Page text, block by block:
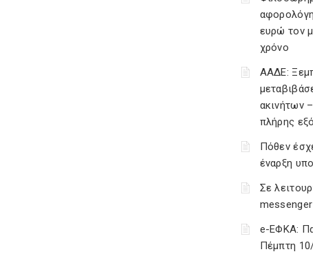
ευρώ τον
χρόνο
ΑΑΔΕ:
ακινήτων
πλήρης
Πόθεν
έναρξη
Σε
messenger
e-ΕΦΚΑ:
Πέμπτη